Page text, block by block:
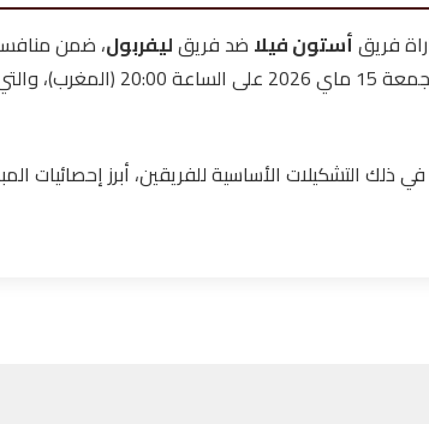
فريقأستون فيلا ضد فريقليفربول، ضمن
ذلك التشكيلات الأساسية للفريقين، أبرز إحصائيات